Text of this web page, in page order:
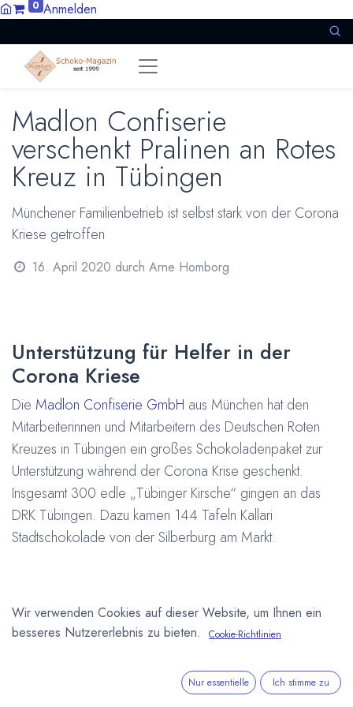
0 Anmelden
Madlon Confiserie
verschenkt Pralinen an Rotes
Kreuz in Tübingen
Münchener Familienbetrieb ist selbst stark von der Corona
Kriese getroffen
16. April 2020 durch Arne Homborg
Unterstützung für Helfer in der
Corona Kriese
Die Madlon Confiserie GmbH aus München hat den
Mitarbeiterinnen und Mitarbeitern des Deutschen Roten
Kreuzes in Tübingen ein großes Schokoladenpaket zur
Unterstützung während der Corona Krise geschenkt.
Insgesamt 300 edle „Tübinger Kirsche“ gingen an das
DRK Tübingen. Dazu kamen 144 Tafeln Kallari
Stadtschokolade von der Silberburg am Markt.
Wir verwenden Cookies auf dieser Website, um Ihnen ein
besseres Nutzererlebnis zu bieten.
Cookie-Richtlinien
Nur essentielle Ich stimme zu